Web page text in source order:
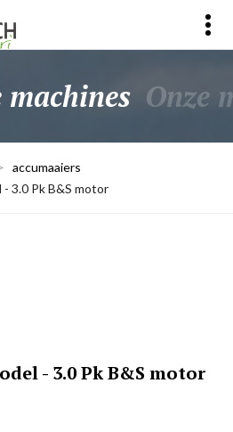
machines Onze
accumaaiers
3.0 Pk B&S motor
- 3.0 Pk B&S motor